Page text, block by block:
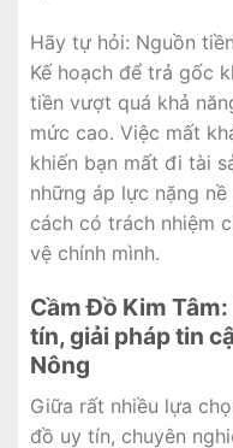
Hãy tự hỏi: Nguồn
Kế hoạch để trả gốc
tiền vượt quá khả
mức cao. Việc mất
khiến bạn mất đi tài
những áp lực nặng
cách có trách nhiệm
vệ chính mình.
Cầm Đồ Kim
tín, giải pháp tin
Nông
Giữa rất nhiều lựa
đồ uy tín, chuyên